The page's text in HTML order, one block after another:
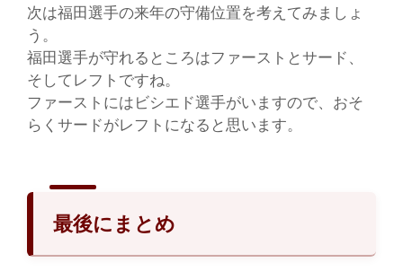
次は福田選手の来年の守備位置を考えてみましょ
う。
福田選手が守れるところはファーストとサード、
そしてレフトですね。
ファーストにはビシエド選手がいますので、おそ
らく サードがレフト になると思います。
最後にまとめ